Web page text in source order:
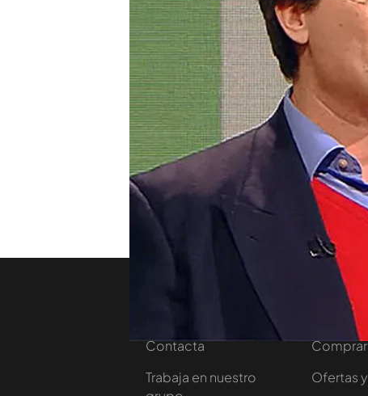
Mercedes Milá siempre
platós un libro en el que
Hiromi Shinya. En este
invitado a un profesor de
El experto ha criticado
presentadora ante tal
TEMAS Chester Temporada 1
Contacta
Trabaja en nuestro
Ofertas